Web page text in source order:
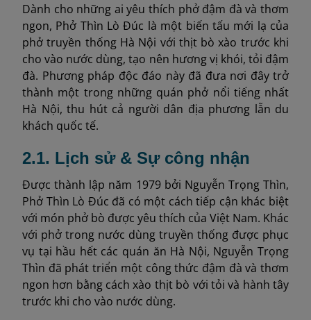
Dành cho những ai yêu thích phở đậm đà và thơm
ngon, Phở Thìn Lò Đúc là một biến tấu mới lạ của
phở truyền thống Hà Nội với thịt bò xào trước khi
cho vào nước dùng, tạo nên hương vị khói, tỏi đậm
đà. Phương pháp độc đáo này đã đưa nơi đây trở
thành một trong những quán phở nổi tiếng nhất
Hà Nội, thu hút cả người dân địa phương lẫn du
khách quốc tế.
2.1. Lịch sử & Sự công nhận
Được thành lập năm 1979 bởi Nguyễn Trọng Thìn,
Phở Thìn Lò Đúc đã có một cách tiếp cận khác biệt
với món phở bò được yêu thích của Việt Nam. Khác
với phở trong nước dùng truyền thống được phục
vụ tại hầu hết các quán ăn Hà Nội, Nguyễn Trọng
Thìn đã phát triển một công thức đậm đà và thơm
ngon hơn bằng cách xào thịt bò với tỏi và hành tây
trước khi cho vào nước dùng.